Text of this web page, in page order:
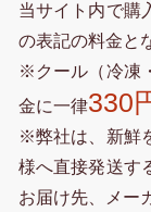
当サイト内で購
の表記の料金と
※クール（冷凍
金に一律330
※弊社は、新鮮
様へ直接発送す
お届け先、メー